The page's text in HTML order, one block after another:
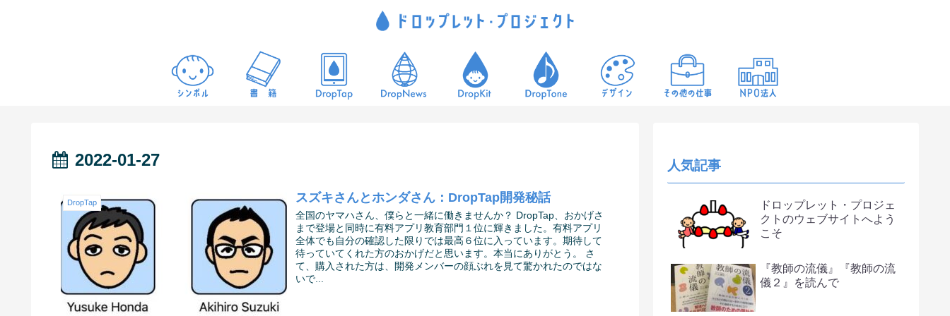
2022-01-27
DropTap スズキさんとホンダさん：DropTap開発秘話
全国のヤマハさん、僕らと一緒に働きませんか？ DropTap、おかげさ
まで登場と同時に有料アプリ教育部門１位に輝きました。有料アプリ
全体でも自分の確認した限りでは最高６位に入っています。期待して
待っていてくれた方のおかげだと思います。本当にありがとう。 さ
て、購入された方は、開発メンバーの顔ぶれを見て驚かれたのではな
いで...
人気記事
ドロップレット・プロジェ
クトのウェブサイトへよう
こそ
『教師の流儀』『教師の流
儀２』を読んで